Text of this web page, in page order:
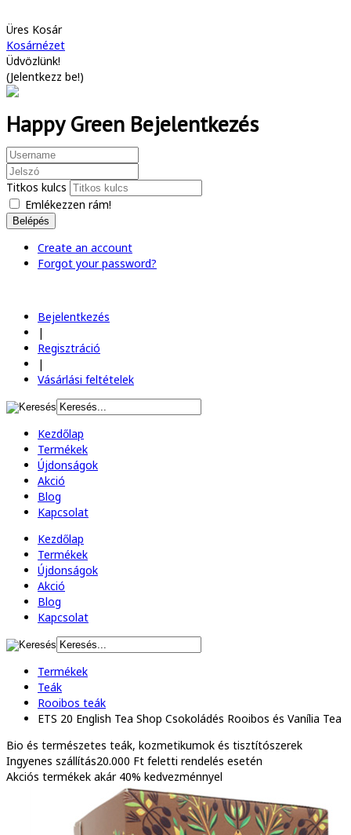
Üres Kosár
Kosárnézet
Üdvözlünk!
(Jelentkezz be!)
Happy Green Bejelentkezés
Titkos kulcs
Emlékezzen rám!
Belépés
Create an account
Forgot your password?
Bejelentkezés
|
Regisztráció
|
Vásárlási feltételek
Kezdőlap
Termékek
Újdonságok
Akció
Blog
Kapcsolat
Kezdőlap
Termékek
Újdonságok
Akció
Blog
Kapcsolat
Termékek
Teák
Rooibos teák
ETS 20 English Tea Shop Csokoládés Rooibos és Vanília Tea
Bio és természetes teák, kozmetikumok és tisztítószerek
Ingyenes szállítás20.000 Ft feletti rendelés esetén
Akciós termékek akár 40% kedvezménnyel